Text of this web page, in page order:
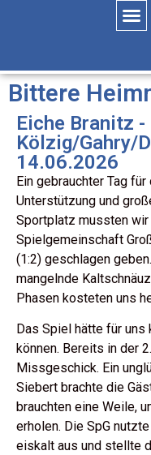
Bittere
Eiche Branitz -
Kölzig/Gahry/
14.06.2026
Ein gebrauchter Tag
Unterstützung und
Sportplatz mussten
Spielgemeinschaft
(1:2) geschlagen
mangelnde
Phasen kosteten uns
Das Spiel hätte für uns
können. Bereits in der
Missgeschick. Ein
Siebert brachte die
brauchten eine Weile,
erholen. Die SpG
eiskalt aus und stellte